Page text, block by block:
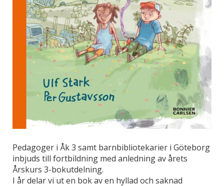
Pedagoger i Åk 3 samt barnbibliotekarier i Göteborg
inbjuds till fortbildning med anledning av årets
Årskurs 3-bokutdelning.
I år delar vi ut en bok av en hyllad och saknad